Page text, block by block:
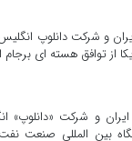
و شرکت دانلوپ
از توافق هسته ای برجام
و شرکت «دانلوپ»
بین المللی صنعت